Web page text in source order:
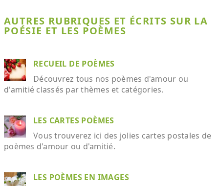
AUTRES RUBRIQUES ET ÉCRITS SUR LA
POÉSIE ET LES POÈMES
RECUEIL DE POÈMES
Découvrez tous nos poèmes d'amour ou
d'amitié classés par thèmes et catégories.
LES CARTES POÈMES
Vous trouverez ici des jolies cartes postales de
poèmes d'amour ou d'amitié.
LES POÈMES EN IMAGES